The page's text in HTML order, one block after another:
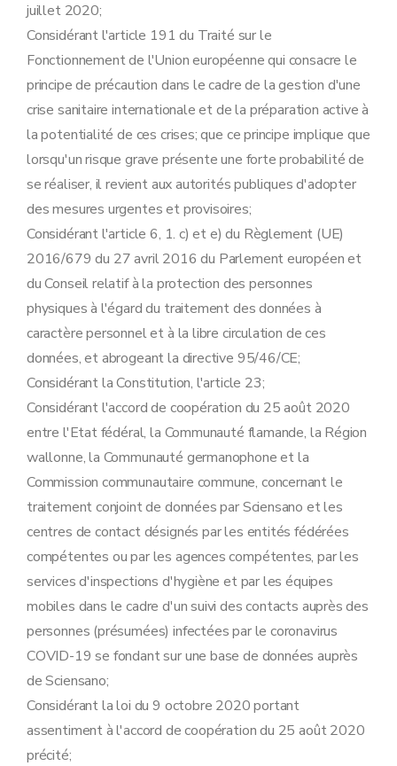
juillet 2020;
Considérant l'article 191 du Traité sur le
Fonctionnement de l'Union européenne qui consacre le
principe de précaution dans le cadre de la gestion d'une
crise sanitaire internationale et de la préparation active à
la potentialité de ces crises; que ce principe implique que
lorsqu'un risque grave présente une forte probabilité de
se réaliser, il revient aux autorités publiques d'adopter
des mesures urgentes et provisoires;
Considérant l'article 6, 1. c) et e) du Règlement (UE)
2016/679 du 27 avril 2016 du Parlement européen et
du Conseil relatif à la protection des personnes
physiques à l'égard du traitement des données à
caractère personnel et à la libre circulation de ces
données, et abrogeant la directive 95/46/CE;
Considérant la Constitution, l'article 23;
Considérant l'accord de coopération du 25 août 2020
entre l'Etat fédéral, la Communauté flamande, la Région
wallonne, la Communauté germanophone et la
Commission communautaire commune, concernant le
traitement conjoint de données par Sciensano et les
centres de contact désignés par les entités fédérées
compétentes ou par les agences compétentes, par les
services d'inspections d'hygiène et par les équipes
mobiles dans le cadre d'un suivi des contacts auprès des
personnes (présumées) infectées par le coronavirus
COVID-19 se fondant sur une base de données auprès
de Sciensano;
Considérant la loi du 9 octobre 2020 portant
assentiment à l'accord de coopération du 25 août 2020
précité;